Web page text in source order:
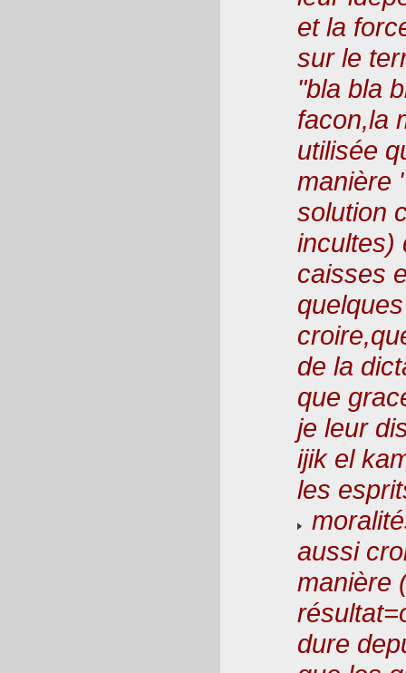
et la
sur le
"bla bla
facon,la
utilisée
manière
solution
incultes)
caisses
de la
que
je leur
ijik el
les
aussi
manière
dure